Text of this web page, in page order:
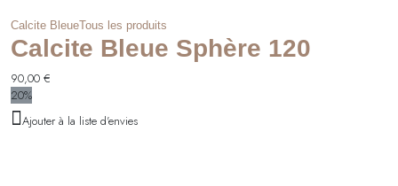
Calcite BleueTous les produits
Calcite Bleue Sphère 120
90,00 €
20%
Ajouter à la liste d'envies